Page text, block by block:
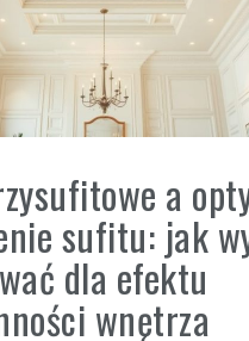
a
sufitu: jak
dla efektu
wnętrza